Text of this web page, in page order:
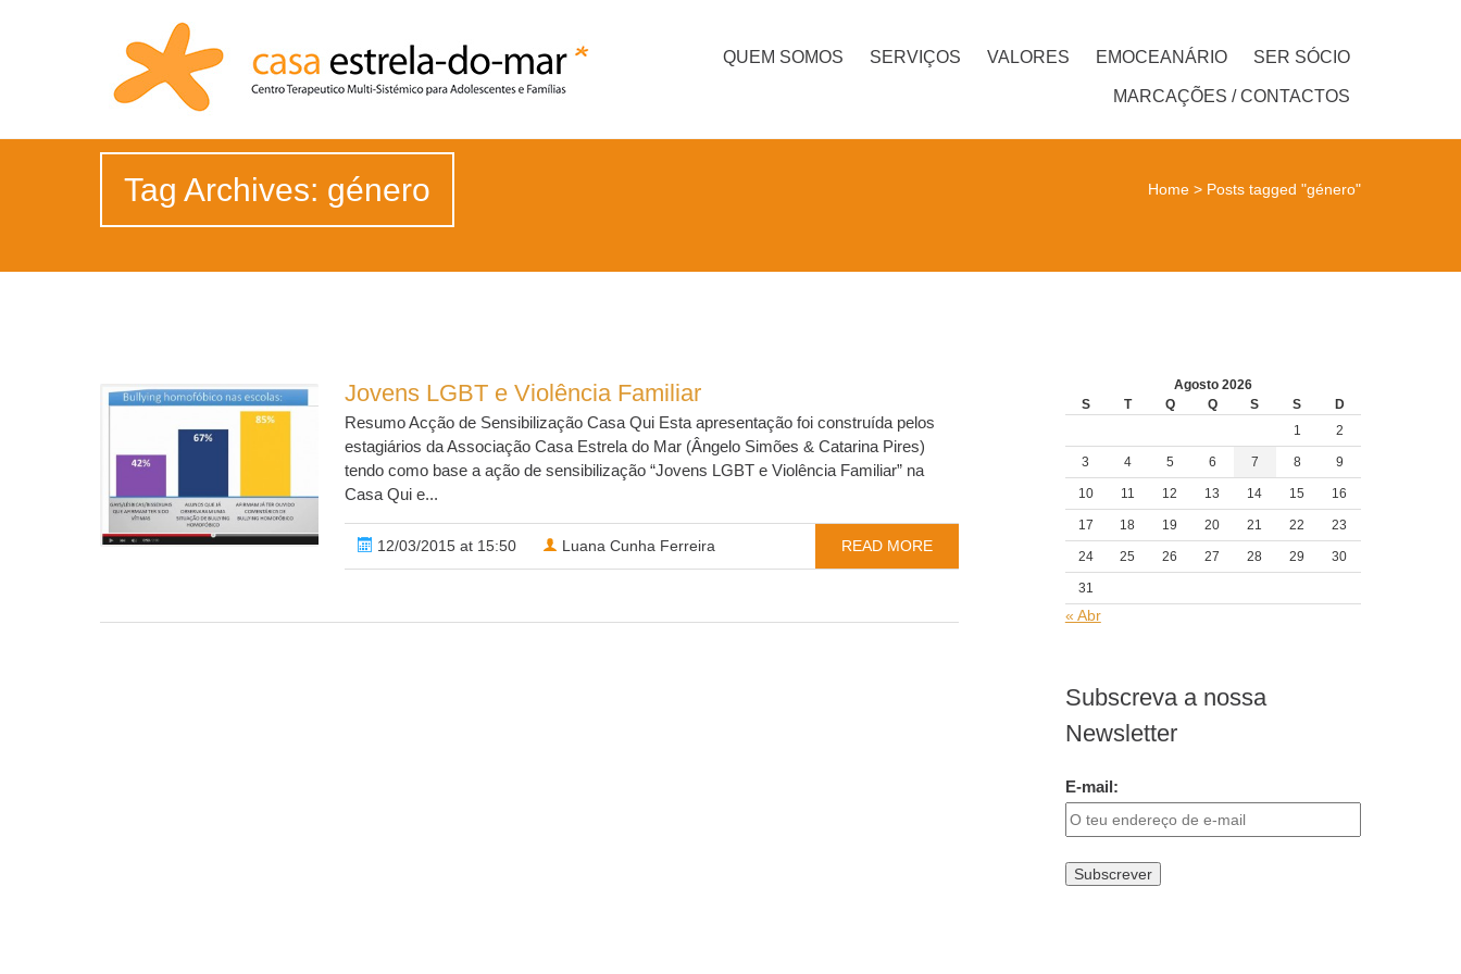
QUEM SOMOS SERVIÇOS VALORES EMOCEANÁRIO SER SÓCIO
MARCAÇÕES / CONTACTOS
Tag Archives: género Home > Posts tagged "género"
Jovens LGBT e Violência Familiar
Resumo Acção de Sensibilização Casa Qui Esta apresentação foi construída pelos
estagiários da Associação Casa Estrela do Mar (Ângelo Simões & Catarina Pires)
tendo como base a ação de sensibilização “Jovens LGBT e Violência Familiar” na
Casa Qui e...
12/03/2015 at 15:50 Luana Cunha Ferreira READ MORE
Agosto 2026
S
T Q Q S S
D
1
2
3 4 5 6 7 8 9
10 11 12 13 14 15 16
17 18 19 20 21 22 23
24 25 26 27 28 29 30
31
« Abr
Subscreva a nossa
Newsletter
E-mail: